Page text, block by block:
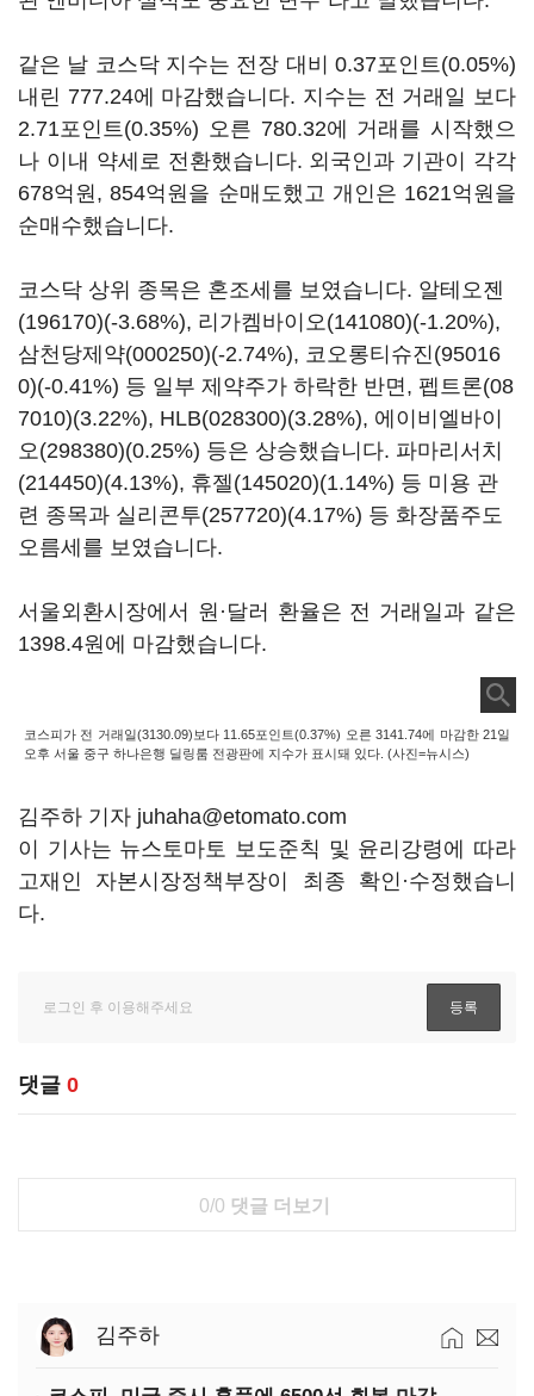
같은 날 코스닥 지수는 전장 대비 0.37포인트(0.05%)
내린 777.24에 마감했습니다. 지수는 전 거래일 보다
2.71포인트(0.35%) 오른 780.32에 거래를 시작했으
나 이내 약세로 전환했습니다. 외국인과 기관이 각각
678억원, 854억원을 순매도했고 개인은 1621억원을
순매수했습니다.
코스닥 상위 종목은 혼조세를 보였습니다. 알테오젠
(196170)(-3.68%), 리가켐바이오(141080)(-1.20%),
삼천당제약(000250)(-2.74%), 코오롱티슈진(95016
0)(-0.41%) 등 일부 제약주가 하락한 반면, 펩트론(08
7010)(3.22%), HLB(028300)(3.28%), 에이비엘바이
오(298380)(0.25%) 등은 상승했습니다. 파마리서치
(214450)(4.13%), 휴젤(145020)(1.14%) 등 미용 관
련 종목과 실리콘투(257720)(4.17%) 등 화장품주도
오름세를 보였습니다.
서울외환시장에서 원·달러 환율은 전 거래일과 같은
1398.4원에 마감했습니다.
코스피가 전 거래일(3130.09)보다 11.65포인트(0.37%) 오른 3141.74에 마감한 21일
오후 서울 중구 하나은행 딜링룸 전광판에 지수가 표시돼 있다. (사진=뉴시스)
김주하 기자 juhaha@etomato.com
이 기사는 뉴스토마토 보도준칙 및 윤리강령에 따라
고재인 자본시장정책부장이 최종 확인·수정했습니
다.
댓글 0
0/0 댓글 더보기
김주하